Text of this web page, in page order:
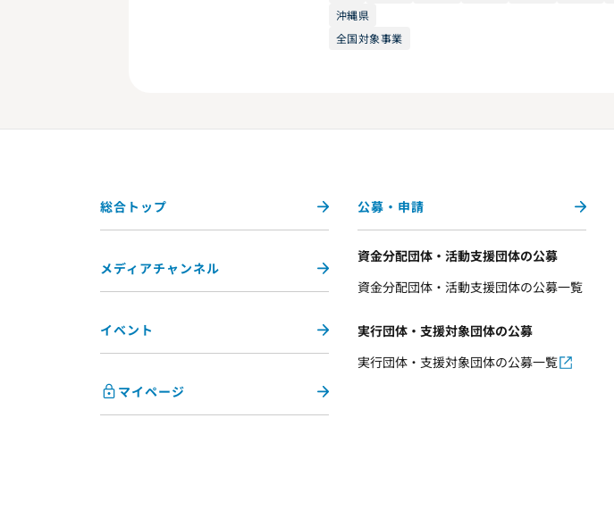
沖縄県
全国対象事業
総合トップ
メディアチャンネル
イベント
マイページ
公募・申請
資金分配団体・活動支援団体の公募
資金分配団体・活動支援団体の公募一覧
実行団体・支援対象団体の公募
実行団体・支援対象団体の公募一覧